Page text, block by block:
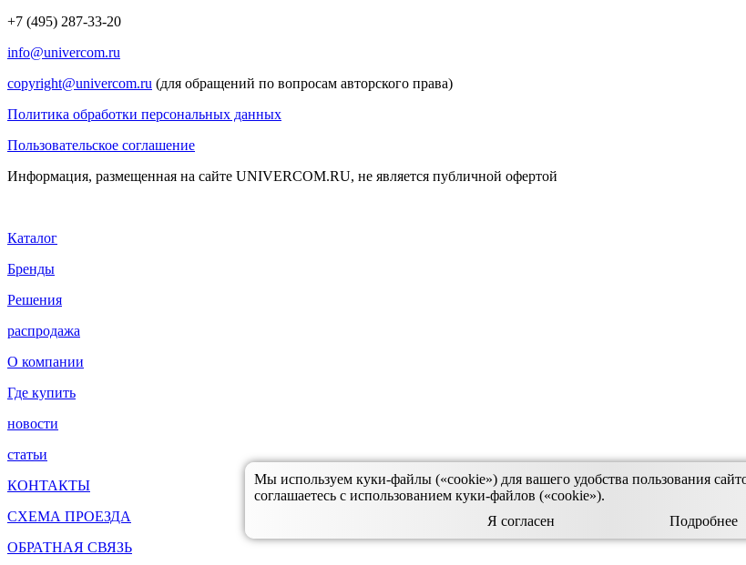
+7 (495) 287-33-20
info@univercom.ru
copyright@univercom.ru (для обращений по вопросам авторского права)
Политика обработки персональных данных
Пользовательское соглашение
Информация, размещенная на сайте UNIVERCOM.RU, не является публичной офертой
Каталог
Бренды
Решения
распродажа
О компании
Где купить
новости
статьи
КОНТАКТЫ
СХЕМА ПРОЕЗДА
ОБРАТНАЯ СВЯЗЬ
Мы используем куки-файлы («cookie») для вашего удобства пользования
соглашаетесь с использованием куки-файлов («cookie»).
Я согласен
Подробнее